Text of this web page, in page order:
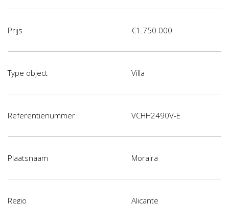
Prijs €1.750.000
Type object Villa
Referentienummer VCHH2490V-E
Plaatsnaam Moraira
Regio Alicante